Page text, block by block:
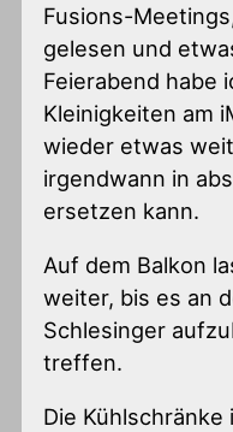
Fusions-
gelesen und
Feierabend habe
Kleinigkeiten am
wieder etwas
irgendwann in
ersetzen kann.
Auf dem Balkon
weiter, bis es an
Schlesinger
treffen.
Die